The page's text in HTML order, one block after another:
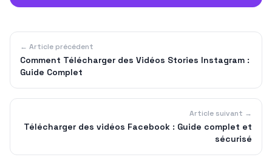
← Article précédent
Comment Télécharger des Vidéos Stories Instagram :
Guide Complet
Article suivant →
Télécharger des vidéos Facebook : Guide complet et
sécurisé